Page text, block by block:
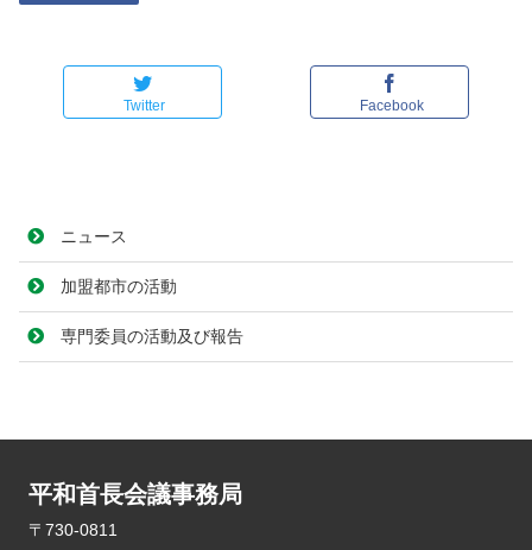
Twitter Facebook
ニュース
加盟都市の活動
専門委員の活動及び報告
平和首長会議事務局